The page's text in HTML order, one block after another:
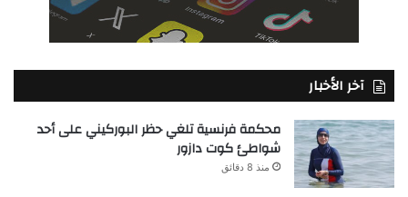
آخر الأخبار
محكمة فرنسية تلغي حظر البوركيني على أحد
شواطئ كوت دازور
منذ 8 دقائق